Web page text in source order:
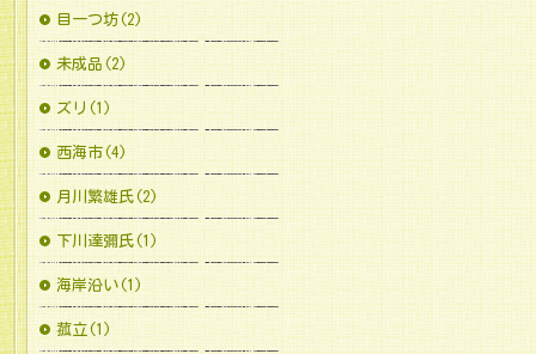
目一つ坊(2)
未成品(2)
ズリ(1)
西海市(4)
月川繁雄氏(2)
下川達彌氏(1)
海岸沿い(1)
菰立(1)